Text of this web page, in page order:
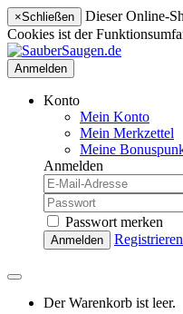
×Schließen
Dieser Online-
Cookies ist der
Anmelden
Konto
Mein Konto
Mein Merkzettel
Meine
Anmelden
Passwort merken
Anmelden Registrieren
Der Warenkorb ist leer.